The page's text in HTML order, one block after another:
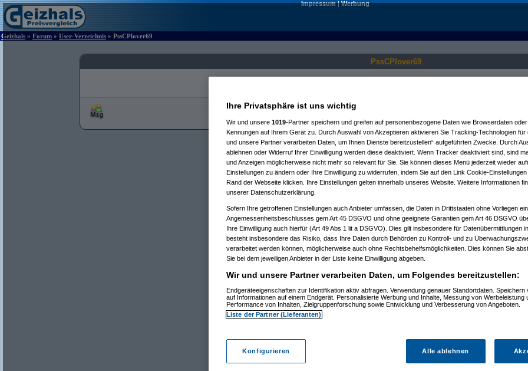
Impressum|Werbung
Geizhals » Forum » User-Verzeichnis » PssCPlover69
PssCPlover69
Ihre Privatsphäre ist uns wichtig
Wir und unsere 1019-Partner speichern und greifen auf personenbezogene Daten wie Browserdaten
Kennungen auf Ihrem Gerät zu. Durch Auswahl von Akzeptieren aktivieren Sie Tracking-Technologien für
und unsere Partner verarbeiten Daten, um Ihnen Dienste bereitzustellen“ aufgeführten Zwecke. Durch
ablehnen oder Widerruf Ihrer Einwilligung werden diese deaktiviert. Wenn Tracker deaktiviert sind, sind
und Anzeigen möglicherweise nicht mehr so relevant für Sie. Sie können dieses Menü jederzeit wieder
Einstellungen zu ändern oder Ihre Einwilligung zu widerrufen, indem Sie auf den Link Cookie-
Rand der Webseite klicken. Ihre Einstellungen gelten innerhalb unseres Website. Weitere Informationen
unserer Datenschutzerklärung.
Sofern Ihre getroffenen Einstellungen auch Anbieter umfassen, die Daten in Drittstaaten ohne Vorliegen
Angemessenheitsbeschlusses gem Art 45 DSGVO und ohne geeignete Garantien gem Art 46 DSGVO
Ihre Einwilligung auch hierfür (Art 49 Abs 1 lit a DSGVO). Dies gilt insbesondere für Datenübermittlungen
besteht insbesondere das Risiko, dass Ihre Daten durch Behörden zu Kontroll- und zu
verarbeitet werden können, möglicherweise auch ohne Rechtsbehelfsmöglichkeiten. Dies können Sie
Sie bei dem jeweiligen Anbieter in der Liste keine Einwilligung abgeben.
Wir und unsere Partner verarbeiten Daten, um Folgendes bereitzustellen:
Endgeräteeigenschaften zur Identifikation aktiv abfragen. Verwendung genauer Standortdaten. Speichern
auf Informationen auf einem Endgerät. Personalisierte Werbung und Inhalte, Messung von Werbeleistung
Performance von Inhalten, Zielgruppenforschung sowie Entwicklung und Verbesserung von Angeboten.
Liste der Partner (Lieferanten)
Konfigurieren Alle ablehnen